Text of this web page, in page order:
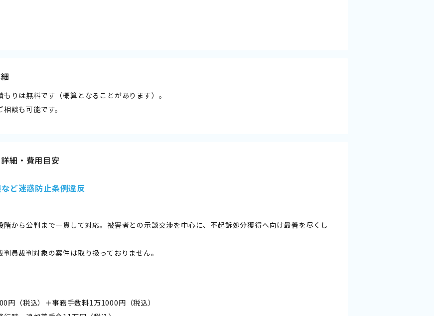
もりは無料です（概算となることがあります）。
談も可能です。
細・費用目安
ど迷惑防止条例違反
階から公判まで一貫して対応。被害者との示談交渉を中心に、不起訴処分獲得へ向け最善を尽くし
員裁判対象の案件は取り扱っておりません。
（税込）＋事務手数料1万1000円（税込）